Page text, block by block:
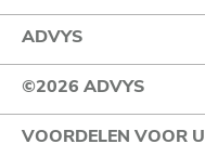
ADVYS
©2026 ADVYS
VOORDELEN VOOR U